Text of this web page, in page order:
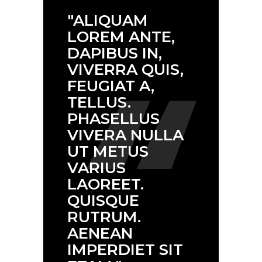
aosow
14 November 2018
2 Comments
"ALIQUAM
LOREM ANTE,
DAPIBUS IN,
VIVERRA QUIS,
FEUGIAT A,
TELLUS.
PHASELLUS
VIVERA NULLA
UT METUS
VARIUS
LAOREET.
QUISQUE
RUTRUM.
AENEAN
IMPERDIET SIT